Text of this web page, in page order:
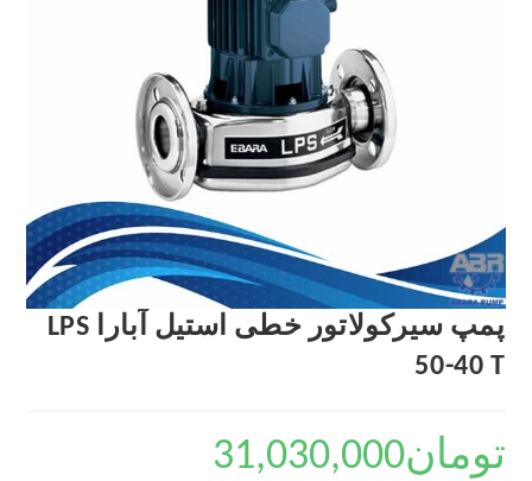
پمپ سیرکولاتور خطی استیل آبارا LPS
50-40 T
تومان31,030,000